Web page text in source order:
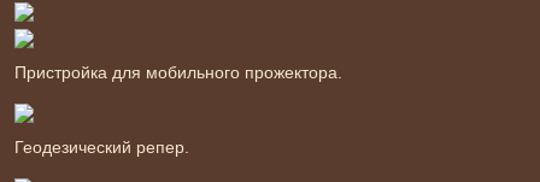
Пристройка для мобильного прожектора.
Геодезический репер.